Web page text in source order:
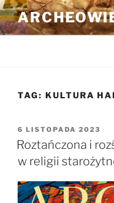
Przejdź
do
treści
TAG: KULTURA
OPUBLIKOWANE
W
6 LISTOPADA 2023
Roztańczona i
w religii